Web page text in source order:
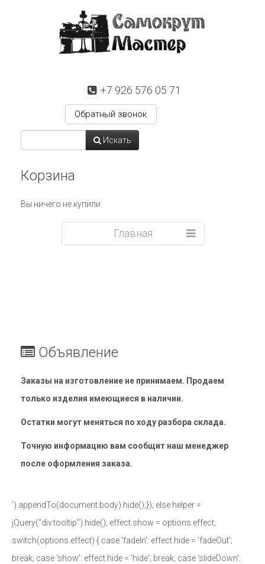
+7 926 576 05 71
Обратный звонок
Искать
Корзина
Вы ничего не купили
Главная
Объявление
Заказы на изготовление не принимаем. Продаем
только изделия имеющиеся в наличии.
Остатки могут меняться по ходу разбора склада.
Точную информацию вам сообщит наш менеджер
после оформления заказа.
').appendTo(document.body).hide();}); else helper =
jQuery("div.tooltip").hide(); effect.show = options.effect;
switch(options.effect) { case 'fadeIn': effect.hide = 'fadeOut';
break; case 'show': effect.hide = 'hide'; break; case 'slideDown':